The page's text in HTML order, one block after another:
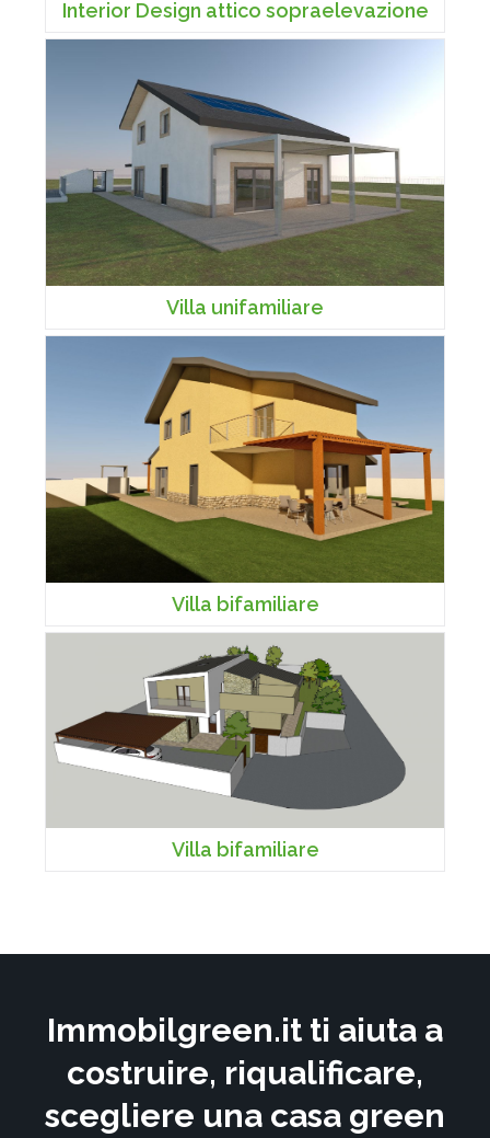
Interior Design attico sopraelevazione
Villa unifamiliare
Villa bifamiliare
Villa bifamiliare
Immobilgreen.it ti aiuta a
costruire, riqualificare,
scegliere una casa green